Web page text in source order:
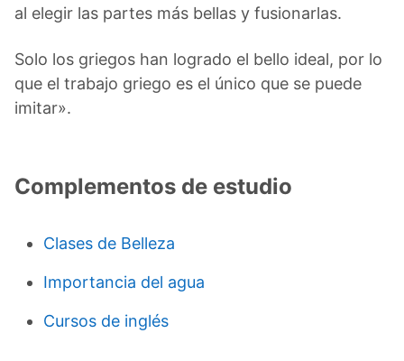
al elegir las partes más bellas y fusionarlas.
Solo los griegos han logrado el bello ideal, por lo
que el trabajo griego es el único que se puede
imitar».
Complementos de estudio
Clases de Belleza
Importancia del agua
Cursos de inglés